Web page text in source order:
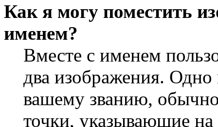
Как я могу поместить
именем?
Вместе с именем
два изображения.
вашему званию, обычно
точки, указывающие